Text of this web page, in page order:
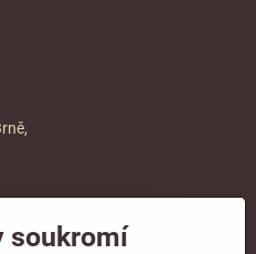
soukromí